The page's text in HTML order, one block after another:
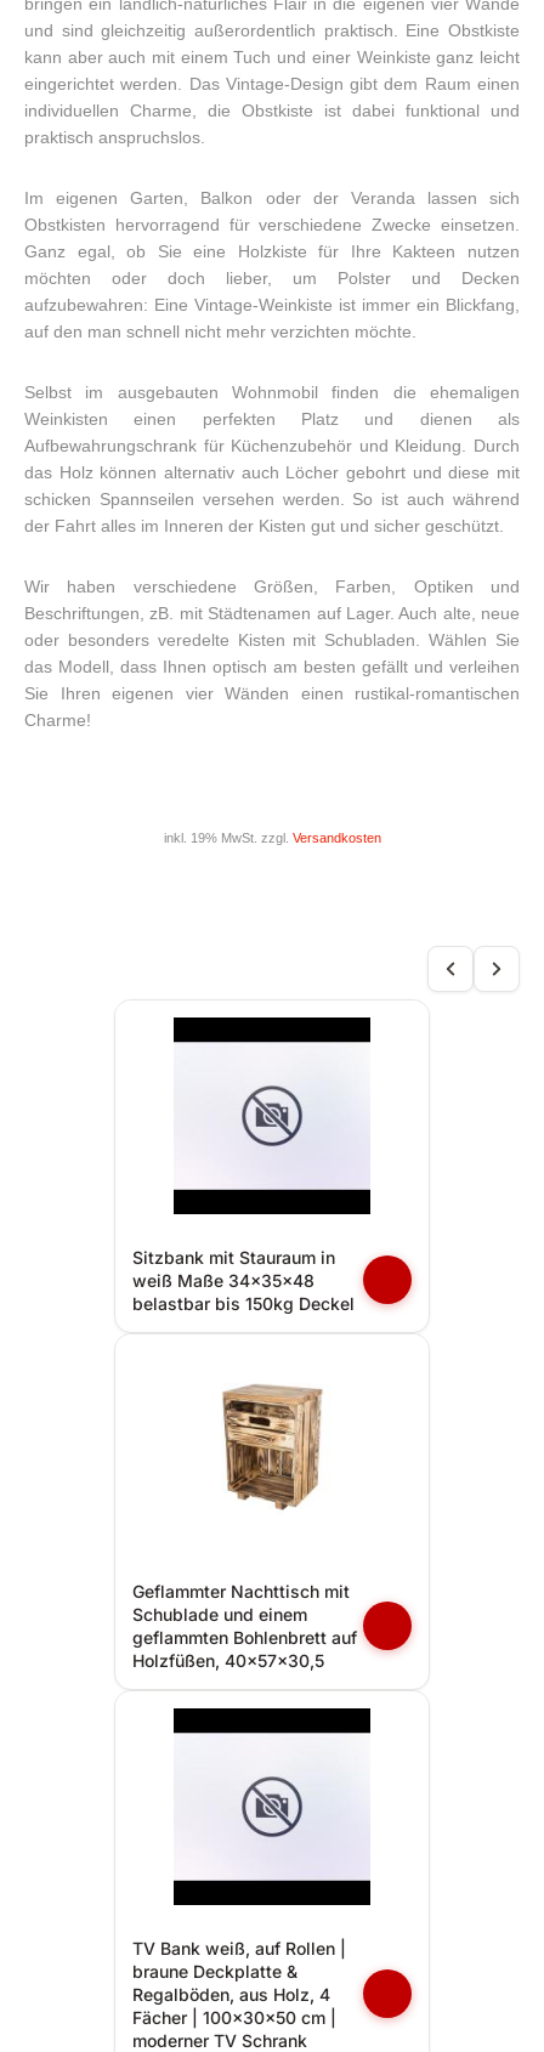
und sind gleichzeitig außerordentlich praktisch. Eine Obstkiste
kann aber auch mit einem Tuch und einer Weinkiste ganz leicht
eingerichtet werden. Das Vintage-Design gibt dem Raum einen
individuellen Charme, die Obstkiste ist dabei funktional und
praktisch anspruchslos.
Im eigenen Garten, Balkon oder der Veranda lassen sich
Obstkisten hervorragend für verschiedene Zwecke einsetzen.
Ganz egal, ob Sie eine Holzkiste für Ihre Kakteen nutzen
möchten oder doch lieber, um Polster und Decken
aufzubewahren: Eine Vintage-Weinkiste ist immer ein Blickfang,
auf den man schnell nicht mehr verzichten möchte.
Selbst im ausgebauten Wohnmobil finden die ehemaligen
Weinkisten einen perfekten Platz und dienen als
Aufbewahrungschrank für Küchenzubehör und Kleidung. Durch
das Holz können alternativ auch Löcher gebohrt und diese mit
schicken Spannseilen versehen werden. So ist auch während
der Fahrt alles im Inneren der Kisten gut und sicher geschützt.
Wir haben verschiedene Größen, Farben, Optiken und
Beschriftungen, zB. mit Städtenamen auf Lager. Auch alte, neue
oder besonders veredelte Kisten mit Schubladen. Wählen Sie
das Modell, dass Ihnen optisch am besten gefällt und verleihen
Sie Ihren eigenen vier Wänden einen rustikal-romantischen
Charme!
inkl. 19% MwSt. zzgl. Versandkosten
Sitzbank mit Stauraum in
weiß Maße 34x35x48
belastbar bis 150kg Deckel
Geflammter Nachttisch mit
Schublade und einem
geflammten Bohlenbrett auf
Holzfüßen, 40x57x30,5
TV Bank weiß, auf Rollen |
braune Deckplatte &
Regalböden, aus Holz, 4
Fächer | 100x30x50 cm |
moderner TV Schrank